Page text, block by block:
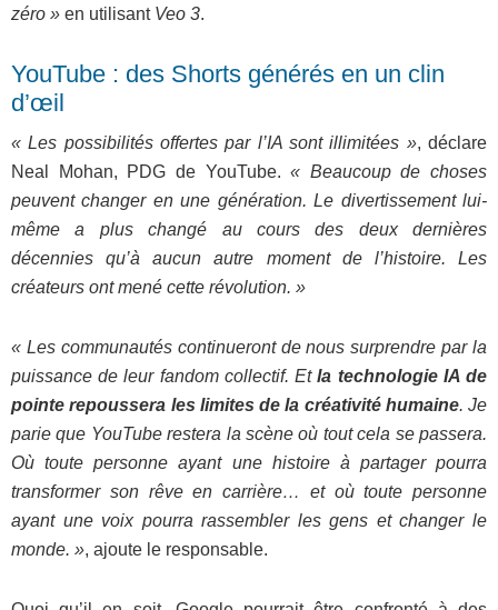
zéro » en utilisant Veo 3.
YouTube : des Shorts générés en un clin
d’œil
« Les possibilités offertes par l’IA sont illimitées », déclare
Neal Mohan, PDG de YouTube.« Beaucoup de choses
peuvent changer en une génération. Le divertissement lui-
même a plus changé au cours des deux dernières
décennies qu’à aucun autre moment de l’histoire. Les
créateurs ont mené cette révolution. »
« Les communautés continueront de nous surprendre par la
puissance de leur fandom collectif. Etla technologie IA de
pointe repoussera les limites de la créativité humaine. Je
parie que YouTube restera la scène où tout cela se passera.
Où toute personne ayant une histoire à partager pourra
transformer son rêve en carrière… et où toute personne
ayant une voix pourra rassembler les gens et changer le
monde. », ajoute le responsable.